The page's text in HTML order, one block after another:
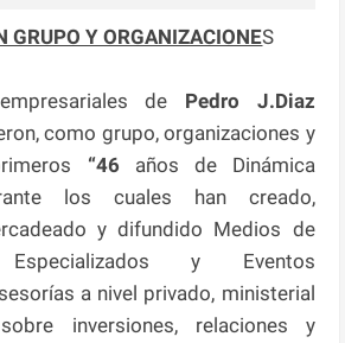
GRUPO Y ORGANIZACIONES
de Pedro J.Diaz
como grupo, organizaciones y
“46 años de Dinámica
los cuales han creado,
y difundido Medios de
Especializados y Eventos
a nivel privado, ministerial
inversiones, relaciones y